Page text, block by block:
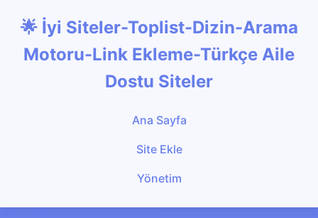
🌟 İyi Siteler-Toplist-Dizin-Arama
Motoru-Link Ekleme-Türkçe Aile
Dostu Siteler
Ana Sayfa
Site Ekle
Yönetim